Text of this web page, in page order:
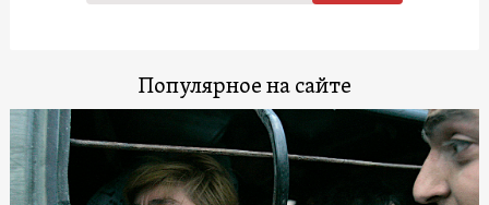
Популярное на сайте